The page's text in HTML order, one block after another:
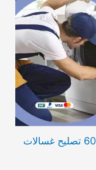
فني تصليح غسالات الصليبيخات 60615556 تصليح غسالات